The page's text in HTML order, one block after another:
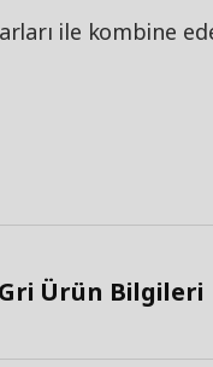
ile kombine
Ürün Bilgileri